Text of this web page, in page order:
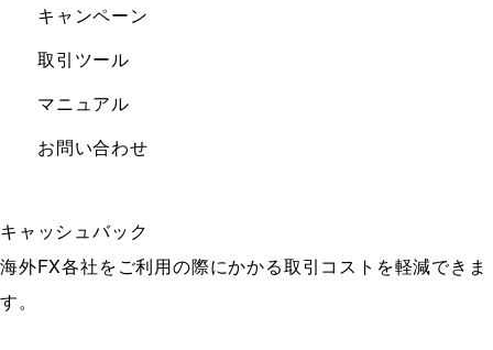
キャンペーン
取引ツール
マニュアル
お問い合わせ
キャッシュバック
海外FX各社をご利用の際にかかる取引コストを軽減できま
す。